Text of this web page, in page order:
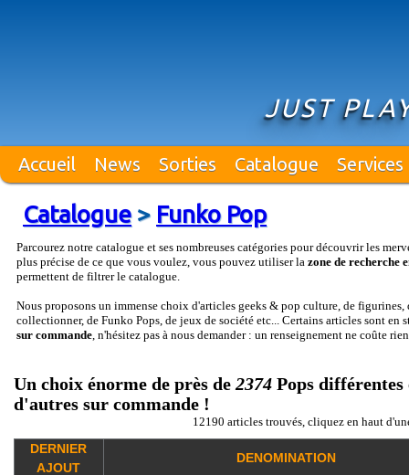
JUST
Accueil News Sorties Catalogue Services
Catalogue> Funko Pop
Parcourez notre catalogue et ses nombreuses catégories pour découvrir les
plus précise de ce que vous voulez, vous pouvez utiliser la zone de recherche
permettent de filtrer le catalogue.
Nous proposons un immense choix d'articles geeks & pop culture, de figurines,
collectionner, de Funko Pops, de jeux de société etc... Certains articles sont en
sur commande, n'hésitez pas à nous demander : un renseignement ne coûte
Un choix énorme de près de 2374 Pops différentes
d'autres sur commande !
12190 articles trouvés, cliquez en haut
DERNIER
AJOUT
DENOMINATION